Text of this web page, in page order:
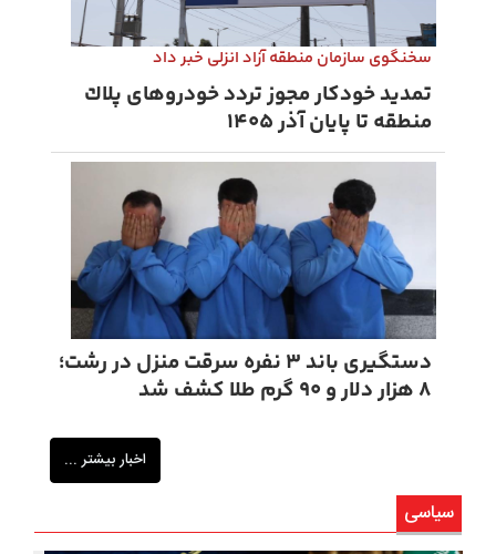
سخنگوی سازمان منطقه آزاد انزلی خبر داد
تمدید خودكار مجوز تردد خودروهای پلاك
منطقه تا پایان آذر ۱۴۰۵
دستگیری باند ۳ نفره سرقت منزل در رشت؛
۸ هزار دلار و ۹۰ گرم طلا کشف شد
اخبار بیشتر ...
سیاسی